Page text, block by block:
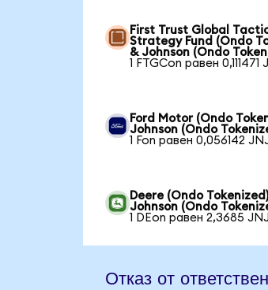
First Trust Global
Strategy Fund (Ondo
& Johnson (Ondo
1 FTGCon равен 0,111471
Ford Motor (Ondo
Johnson (Ondo
1 Fon равен 0,056142
Deere (Ondo
Johnson (Ondo
1 DEon равен 2,3685
Отказ от